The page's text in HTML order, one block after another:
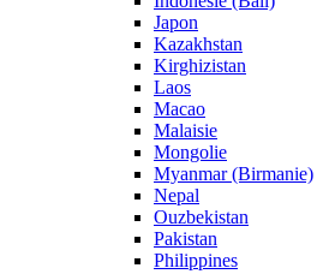
Japon
Kazakhstan
Kirghizistan
Laos
Macao
Malaisie
Mongolie
Myanmar (Birmanie)
Nepal
Ouzbekistan
Pakistan
Philippines